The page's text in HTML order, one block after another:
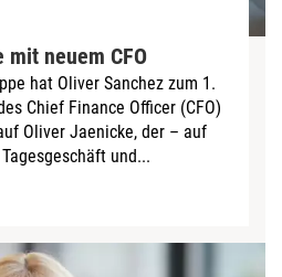
mit neuem CFO
hat Oliver Sanchez zum 1.
Chief Finance Officer (CFO)
Oliver Jaenicke, der – auf
und...